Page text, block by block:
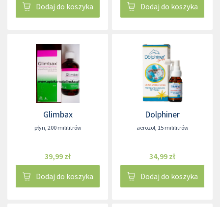
Dodaj do koszyka Dodaj do koszyka
Glimbax
płyn, 200 mililitrów
39,99 zł
Dodaj do koszyka
Dolphiner
aerozol, 15 mililitrów
34,99 zł
Dodaj do koszyka